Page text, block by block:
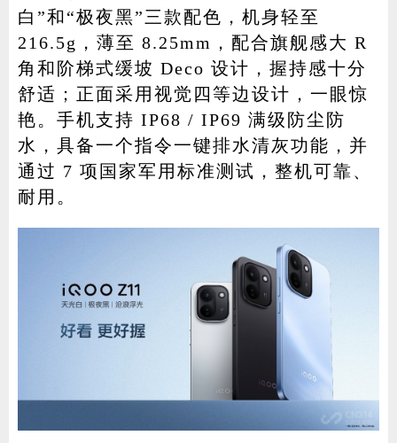
白”和“极夜黑”三款配色，机身轻至
216.5g，薄至 8.25mm，配合旗舰感大 R
角和阶梯式缓坡 Deco 设计，握持感十分
舒适；正面采用视觉四等边设计，一眼惊
艳。手机支持 IP68 / IP69 满级防尘防
水，具备一个指令一键排水清灰功能，并
通过 7 项国家军用标准测试，整机可靠、
耐用。